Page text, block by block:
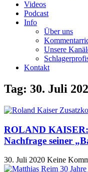
Videos
Podcast
Info
Über uns
Unsere
Kontakt
Tag: 30. Juli
ROLAND KAISER:
Nachfrage seiner
30. Juli 2020 Keine